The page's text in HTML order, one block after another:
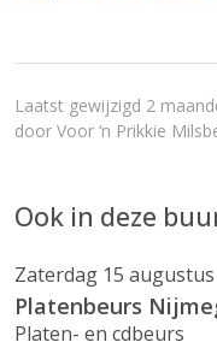
Laatst gewijzigd 2
door Voor ‘n Prikkie
Ook in deze
Zaterdag 15 augustus
Platenbeurs
Platen- en cdbeurs